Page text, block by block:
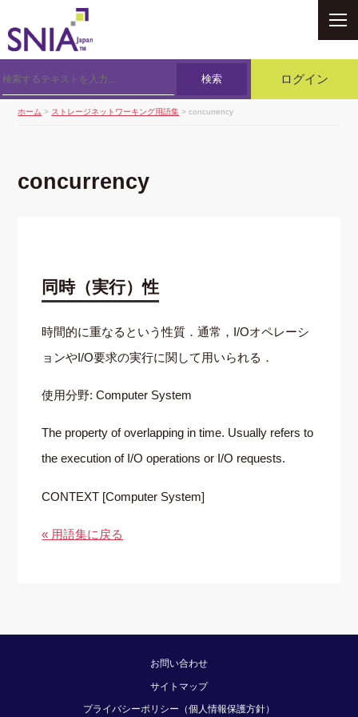
検索 ログイン
ホーム > ストレージネットワーキング用語集 > concurrency
concurrency
同時（実行）性
時間的に重なるという性質．通常，I/Oオペレーシ
ョンやI/O要求の実行に関して用いられる．
使用分野: Computer System
The property of overlapping in time. Usually refers to
the execution of I/O operations or I/O requests.
CONTEXT [Computer System]
« 用語集に戻る
お問い合わせ
サイトマップ
プライバシーポリシー（個人情報保護方針）